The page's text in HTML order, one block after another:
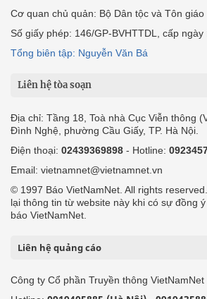
Cơ quan chủ quản: Bộ Dân tộc và Tôn giáo
Số giấy phép: 146/GP-BVHTTDL, cấp
Tổng biên tập: Nguyễn Văn Bá
Liên hệ tòa soạn
Địa chỉ: Tầng 18, Toà nhà Cục Viễn thông
Đình Nghệ, phường Cầu Giấy, TP. Hà Nội.
Điện thoại: 02439369898 - Hotline:
Email: vietnamnet@vietnamnet.vn
© 1997 Báo VietNamNet. All rights
lại thông tin từ website này khi có sự đồng
báo VietNamNet.
Liên hệ quảng cáo
Công ty Cổ phần Truyền thông VietNamNet